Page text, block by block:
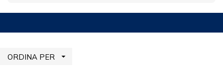
ORDINA PER 